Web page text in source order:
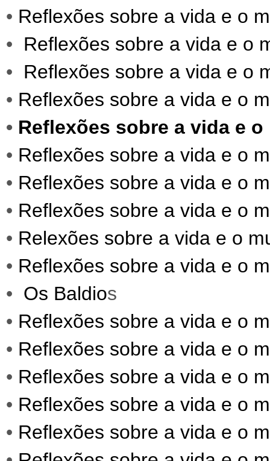
• Reflexões sobre a vida e o
• Reflexões sobre a vida e o
• Reflexões sobre a vida e o
• Reflexões sobre a vida e o
• Reflexões sobre a vida e o
• Reflexões sobre a vida e o
• Reflexões sobre a vida e o
• Reflexões sobre a vida e o
• Relexões sobre a vida e o
• Reflexões sobre a vida e o
• Os Baldios
• Reflexões sobre a vida e o
• Reflexões sobre a vida e o
• Reflexões sobre a vida e o
• Reflexões sobre a vida e o
• Reflexões sobre a vida e o